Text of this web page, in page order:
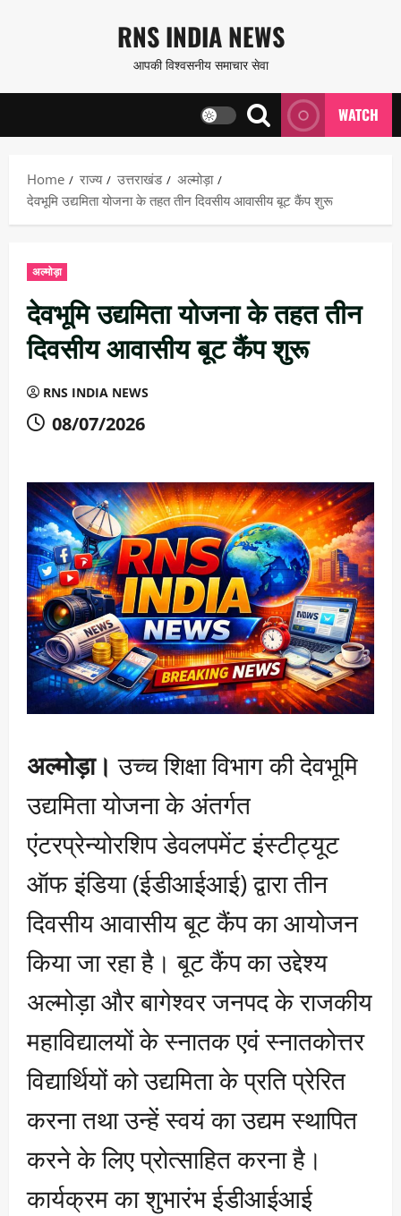
content
RNS INDIA NEWS
आपकी विश्वसनीय समाचार सेवा
WATCH
Home राज्य उत्तराखंड
अल्मोड़ा
देवभूमि उद्यमिता योजना के तहत तीन दिवसीय आवासीय बूट कैंप शुरू
अल्मोड़ा
देवभूमि उद्यमिता योजना के तहत तीन
दिवसीय आवासीय बूट कैंप शुरू
RNS INDIA NEWS
08/07/2026
अल्मोड़ा। उच्च शिक्षा विभाग की देवभूमि
उद्यमिता योजना के अंतर्गत
एंटरप्रेन्योरशिप डेवलपमेंट इंस्टीट्यूट
ऑफ इंडिया (ईडीआईआई) द्वारा तीन
दिवसीय आवासीय बूट कैंप का आयोजन
किया जा रहा है। बूट कैंप का उद्देश्य
अल्मोड़ा और बागेश्वर जनपद के राजकीय
महाविद्यालयों के स्नातक एवं स्नातकोत्तर
विद्यार्थियों को उद्यमिता के प्रति प्रेरित
करना तथा उन्हें स्वयं का उद्यम स्थापित
करने के लिए प्रोत्साहित करना है।
कार्यक्रम का शुभारंभ ईडीआईआई